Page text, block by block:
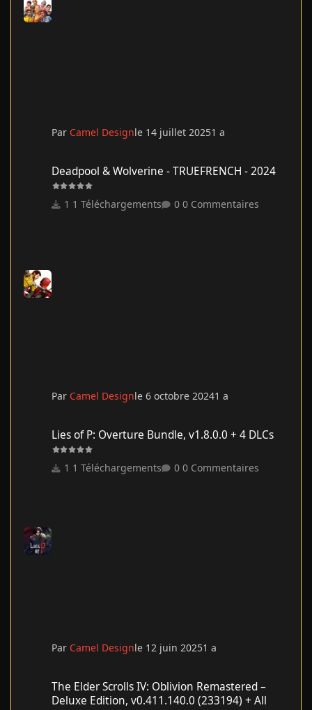
Par Camel Designle 14 juillet 20251 a
Deadpool & Wolverine - TRUEFRENCH - 2024
1 Téléchargements 0 Commentaires
Par Camel Designle 6 octobre 20241 a
Lies of P: Overture Bundle, v1.8.0.0 + 4 DLCs
1 Téléchargements 0 Commentaires
Par Camel Designle 12 juin 20251 a
The Elder Scrolls IV: Oblivion Remastered –
Deluxe Edition, v0.411.140.0 (233194) + All